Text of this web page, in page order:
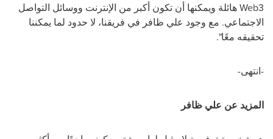
Web3هائلة ويمكنها أن تكون أكبر من الإنترنت ووسائل التواصل
الاجتماعي. مع وجود علي ظافر في فريقنا، لا حدود لما يمكننا
تحقيقه معًا".
-انتهى-
المزيد عن علي ظافر